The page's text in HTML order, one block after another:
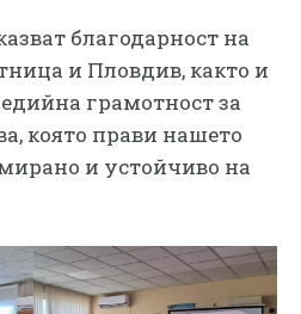
благодарност на
и Пловдив, както и
грамотност за
която прави нашето
и устойчиво на